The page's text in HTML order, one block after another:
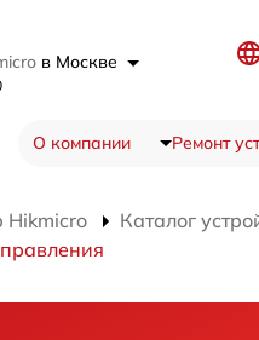
в Москве
О компании Ремонт
Hikmicro Каталог